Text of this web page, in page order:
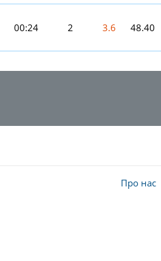
00:24 2 3.6 48.40
Про нас